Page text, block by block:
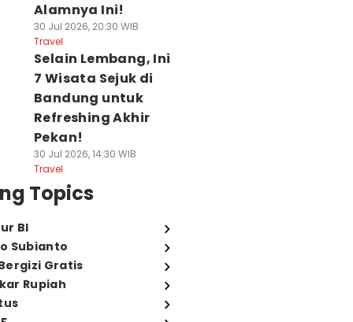
Alamnya Ini!
30 Jul 2026, 20:30 WIB
Travel
Selain Lembang, Ini
7 Wisata Sejuk di
Bandung untuk
Refreshing Akhir
Pekan!
30 Jul 2026, 14:30 WIB
Travel
Topics
BI
Subianto
Gratis
Rupiah